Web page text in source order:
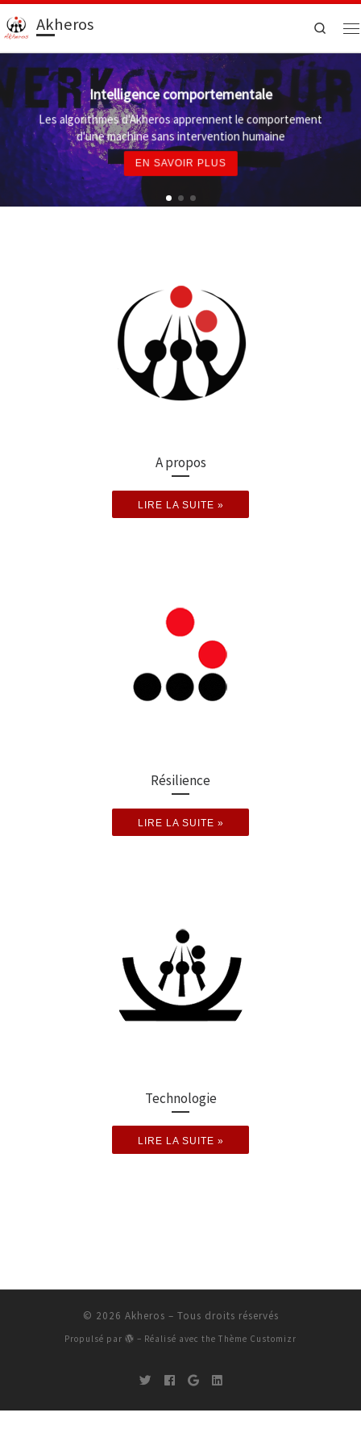
Akheros Search
Intelligence comportementale
Les algorithmes d'Akheros apprennent le comportement
d'une machine sans intervention humaine
EN SAVOIR PLUS
A propos
LIRE LA SUITE »
Résilience
LIRE LA SUITE »
Technologie
LIRE LA SUITE »
© 2026 Akheros – Tous droits réservés
Propulsé par – Réalisé avec the Thème Customizr